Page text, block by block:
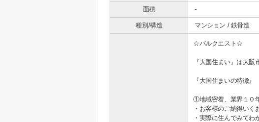
面積 -
種別/構造 マンション / 鉄骨造
☆パルクエスト☆
『大国住まい』は大
『大国住まいの特徴』
①地域密着、業界１０
・お客様のご納得いく
・実際に住んでみてわ